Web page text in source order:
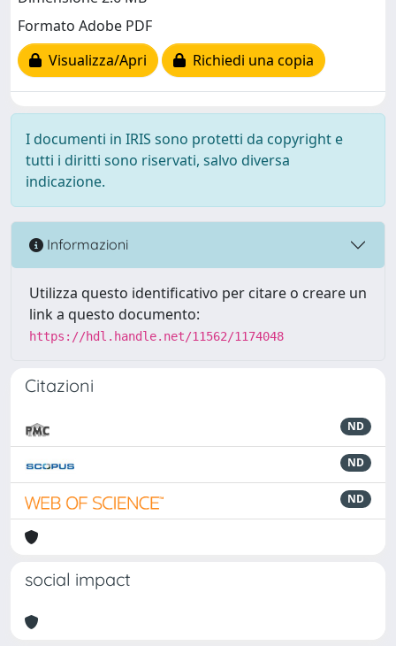
Formato Adobe PDF
Visualizza/Apri
Richiedi una copia
I documenti in IRIS sono protetti da copyright e
tutti i diritti sono riservati, salvo diversa
indicazione.
Informazioni
Utilizza questo identificativo per citare o creare un
link a questo documento:
https://hdl.handle.net/11562/1174048
Citazioni
ND
ND
ND
social impact